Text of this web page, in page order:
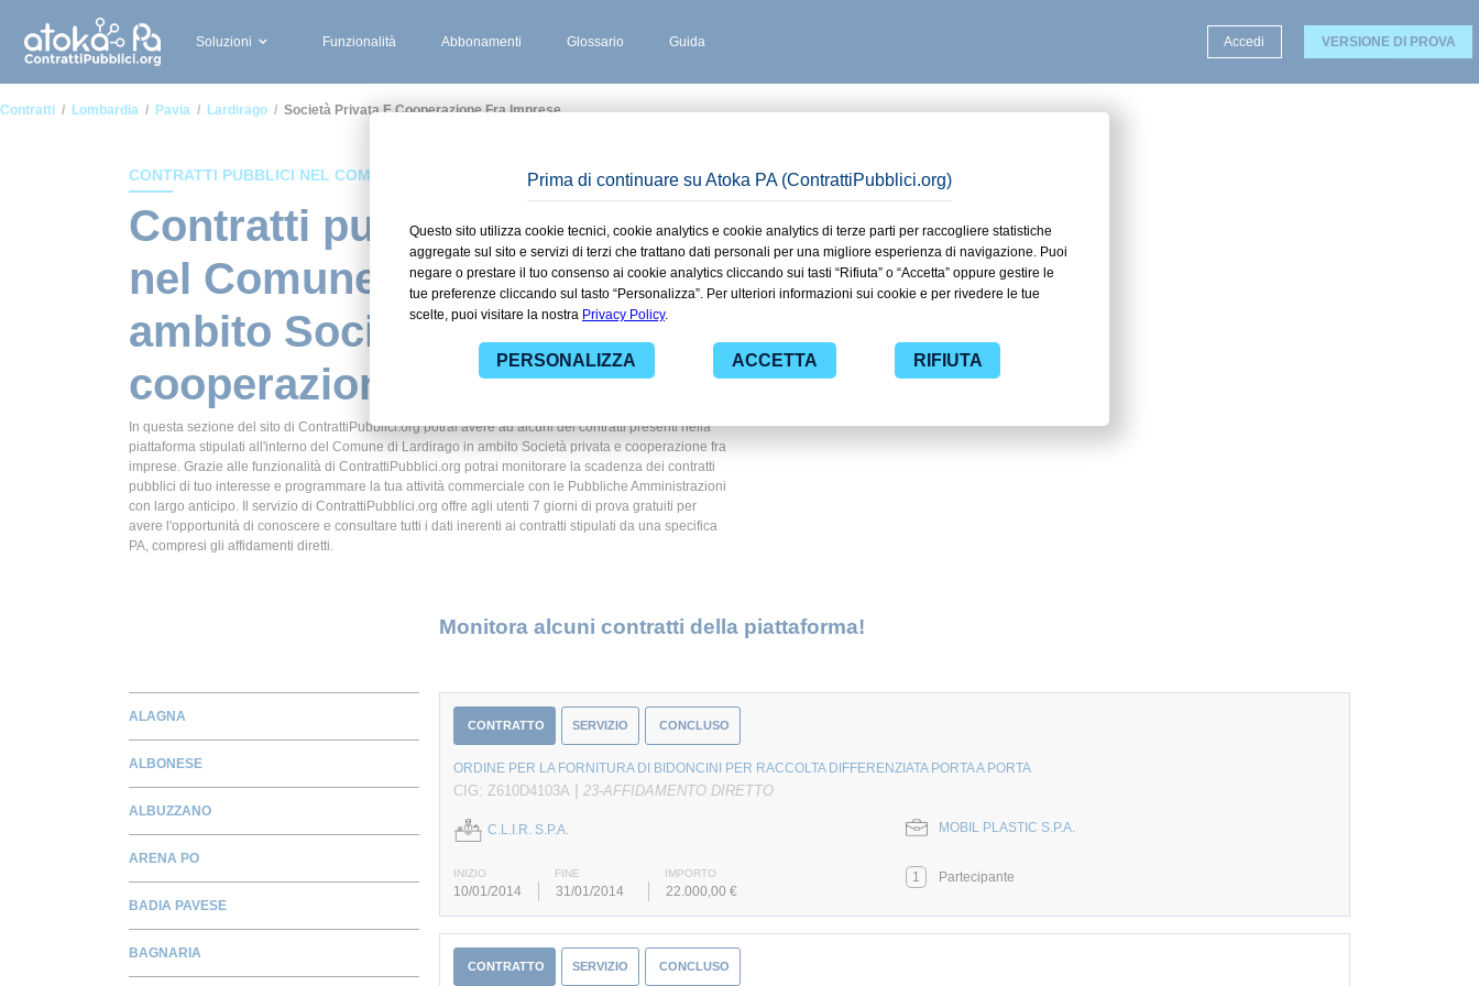
Soluzioni Funzionalità Abbonamenti Glossario Guida Accedi VERSIONE DI PROVA
Contratti Lombardia Pavia Lardirago Società Privata E Cooperazione Fra Imprese
CONTRATTI PUBBLICI NEL COMUNE DI LARDIRAGO
Contratti pubblici stipulati
nel Comune di Lardirago in
ambito Società privata e
cooperazione fra imprese
In questa sezione del sito di ContrattiPubblici.org potrai avere ad alcuni dei contratti presenti nella
piattaforma stipulati all'interno del Comune di Lardirago in ambito Società privata e cooperazione fra
imprese. Grazie alle funzionalità di ContrattiPubblici.org potrai monitorare la scadenza dei contratti
pubblici di tuo interesse e programmare la tua attività commerciale con le Pubbliche Amministrazioni
con largo anticipo. Il servizio di ContrattiPubblici.org offre agli utenti 7 giorni di prova gratuiti per
avere l'opportunità di conoscere e consultare tutti i dati inerenti ai contratti stipulati da una specifica
PA, compresi gli affidamenti diretti.
Monitora alcuni contratti della piattaforma!
ALAGNA
ALBONESE
ALBUZZANO
ARENA PO
BADIA PAVESE
BAGNARIA
CONTRATTO SERVIZIO CONCLUSO
ORDINE PER LA FORNITURA DI BIDONCINI PER RACCOLTA DIFFERENZIATA PORTA A PORTA
CIG: Z610D4103A | 23-AFFIDAMENTO DIRETTO
C.L.I.R. S.P.A. MOBIL PLASTIC S.P.A.
INIZIO FINE IMPORTO
10/01/2014 31/01/2014 22.000,00 €
1 Partecipante
CONTRATTO SERVIZIO CONCLUSO